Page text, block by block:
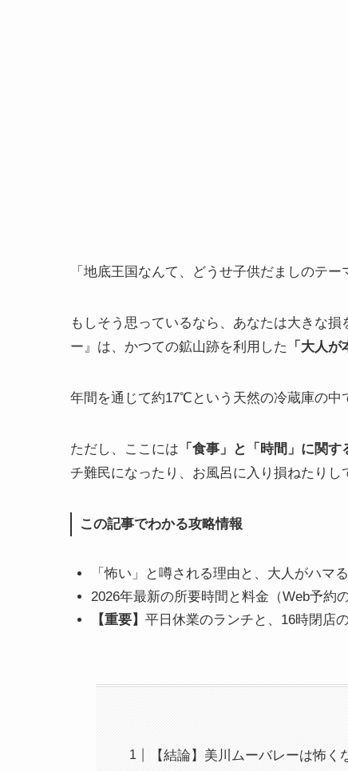
「地底王国なんて、どうせ子供だましのテー
もしそう思っているなら、あなたは大きな
ー』は、かつての鉱山跡を利用した
「大人
年間を通じて約17℃という天然の冷蔵庫の中
ただし、ここには 「食事」と「時間」に関
チ難民になったり、お風呂に入り損ねたりし
この記事でわかる攻略情報
「怖い」と噂される理由と、大人がハマ
2026年最新の所要時間と料金（Web予約の
【重要】 平日休業のランチと、16時閉店
【結論】美川ムーバレーは怖